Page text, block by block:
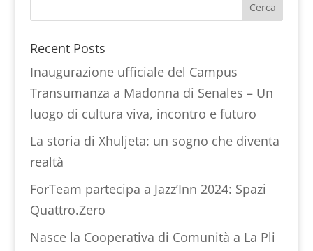
Recent Posts
Inaugurazione ufficiale del Campus
Transumanza a Madonna di Senales – Un
luogo di cultura viva, incontro e futuro
La storia di Xhuljeta: un sogno che diventa
realtà
ForTeam partecipa a Jazz’Inn 2024: Spazi
Quattro.Zero
Nasce la Cooperativa di Comunità a La Pli